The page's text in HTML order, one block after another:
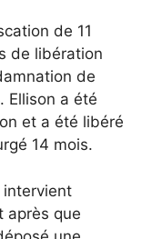
de 11
de libération
de
Ellison a été
et a été libéré
14 mois.
intervient
après que